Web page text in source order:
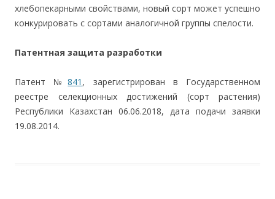
хлебопекарными свойствами, новый сорт может успешно
конкурировать с сортами аналогичной группы спелости.
Патентная защита разработки
Патент №841 , зарегистрирован в Государственном
реестре селекционных достижений (сорт растения)
Республики Казахстан 06.06.2018, дата подачи заявки
19.08.2014.